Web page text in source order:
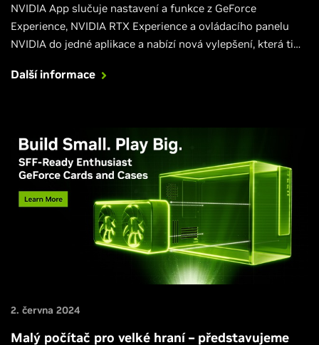
NVIDIA App slučuje nastavení a funkce z GeForce
Experience, NVIDIA RTX Experience a ovládacího panelu
NVIDIA do jedné aplikace a nabízí nová vylepšení, která ti
Další informace
2. června 2024
Malý počítač pro velké hraní – představujeme